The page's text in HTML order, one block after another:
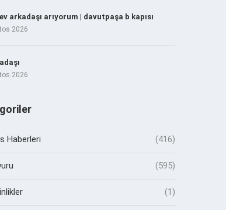
arkadaşı arıyorum | davutpaşa b kapısı
2026
2026
Haberleri (416)
(595)
(1)